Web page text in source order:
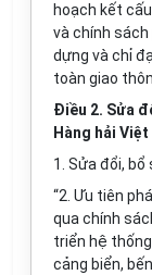
hoạch kết
và chính
dựng và chỉ
toàn giao
Điều 2. Sửa
Hàng hải Việt
1. Sửa đổi, bổ
“2. Ưu tiên
qua chính
triển hệ
cảng biển,